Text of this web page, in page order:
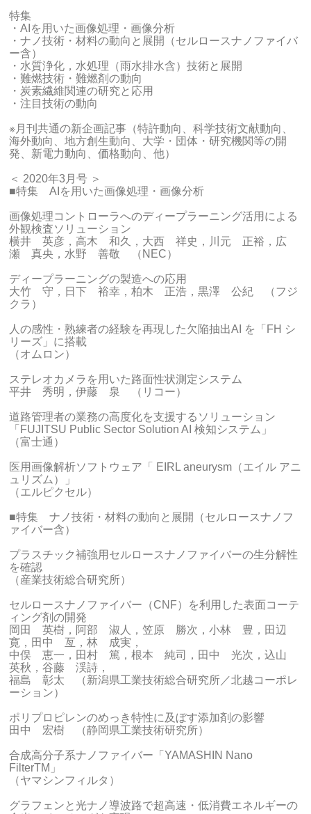
特集
・AIを用いた画像処理・画像分析
・ナノ技術・材料の動向と展開（セルロースナノファイバ
ー含）
・水質浄化，水処理（雨水排水含）技術と展開
・難燃技術・難燃剤の動向
・炭素繊維関連の研究と応用
・注目技術の動向
※月刊共通の新企画記事（特許動向、科学技術文献動向、
海外動向、地方創生動向、大学・団体・研究機関等の開
発、新電力動向、価格動向、他）
＜ 2020年3月号 ＞
■特集 AIを用いた画像処理・画像分析
画像処理コントローラへのディープラーニング活用による
外観検査ソリューション
横井 英彦，高木 和久，大西 祥史，川元 正裕，広
瀬 真央，水野 善敬 （NEC）
ディープラーニングの製造への応用
大竹 守，日下 裕幸，柏木 正浩，黒澤 公紀 （フジ
クラ）
人の感性・熟練者の経験を再現した欠陥抽出AI を「FH シ
リーズ」に搭載
（オムロン）
ステレオカメラを用いた路面性状測定システム
平井 秀明，伊藤 泉 （リコー）
道路管理者の業務の高度化を支援するソリューション
「FUJITSU Public Sector Solution AI 検知システム」
（富士通）
医用画像解析ソフトウェア「 EIRL aneurysm（エイル アニ
ュリズム）」
（エルピクセル）
■特集 ナノ技術・材料の動向と展開（セルロースナノフ
ァイバー含）
プラスチック補強用セルロースナノファイバーの生分解性
を確認
（産業技術総合研究所）
セルロースナノファイバー（CNF）を利用した表面コーテ
ィング剤の開発
岡田 英樹，阿部 淑人，笠原 勝次，小林 豊，田辺
寛，田中 亙，林 成実，
中俣 恵一，田村 篤，根本 純司，田中 光次，込山
英秋，谷藤 渓詩，
福島 彰太 （新潟県工業技術総合研究所／北越コーポレ
ーション）
ポリプロピレンのめっき特性に及ぼす添加剤の影響
田中 宏樹 （静岡県工業技術研究所）
合成高分子系ナノファイバー「YAMASHIN Nano
FilterTM」
（ヤマシンフィルタ）
グラフェンと光ナノ導波路で超高速・低消費エネルギーの